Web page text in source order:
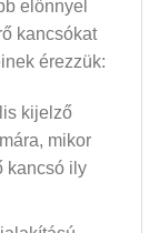
előnnyel
kancsókat
érezzük:
kijelző
mikor
kancsó ily